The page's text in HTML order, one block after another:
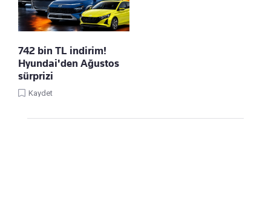
742 bin TL indirim!
Hyundai'den Ağustos
sürprizi
Kaydet